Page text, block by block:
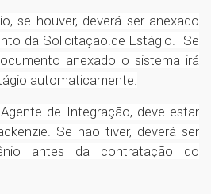
se houver, deverá ser anexado
da Solicitação.de Estágio. Se
anexado o sistema irá
automaticamente.
de Integração, deve estar
Se não tiver, deverá ser
antes da contratação do